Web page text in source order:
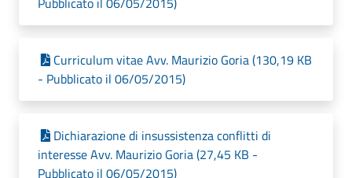
Curriculum vitae Avv. Maurizio Goria (130,19 KB
- Pubblicato il 06/05/2015)
Dichiarazione di insussistenza conflitti di
interesse Avv. Maurizio Goria (27,45 KB -
Pubblicato il 06/05/2015)